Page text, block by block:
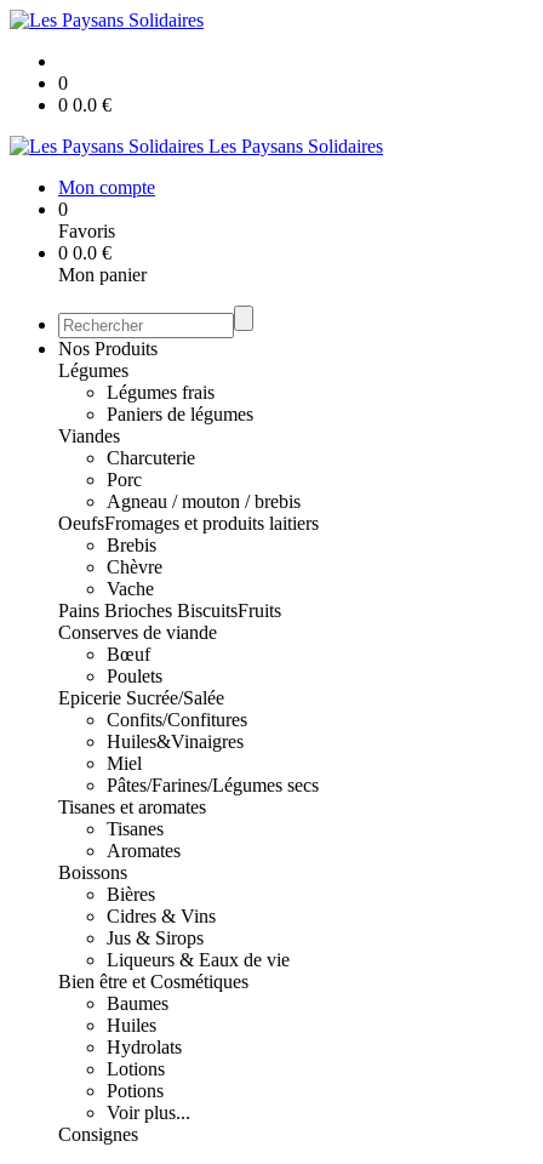
0
0 0.0 €
Les Paysans Solidaires
Mon compte
0
Favoris
0 0.0 €
Mon panier
Nos Produits
Légumes
Légumes frais
Paniers de légumes
Viandes
Charcuterie
Porc
Agneau / mouton / brebis
OeufsFromages et produits laitiers
Brebis
Chèvre
Vache
Pains Brioches BiscuitsFruits
Conserves de viande
Bœuf
Poulets
Epicerie Sucrée/Salée
Confits/Confitures
Huiles&Vinaigres
Miel
Pâtes/Farines/Légumes secs
Tisanes et aromates
Tisanes
Aromates
Boissons
Bières
Cidres & Vins
Jus & Sirops
Liqueurs & Eaux de vie
Bien être et Cosmétiques
Baumes
Huiles
Hydrolats
Lotions
Potions
Voir plus...
Consignes